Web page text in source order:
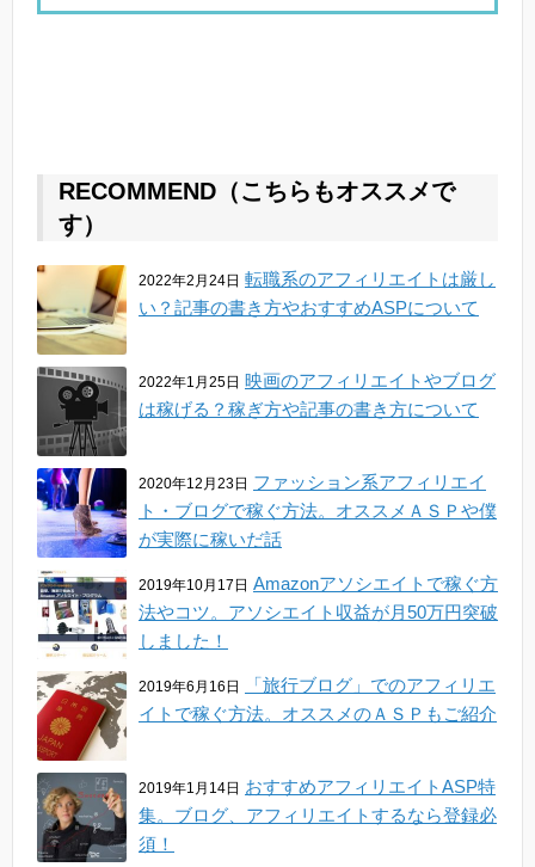
RECOMMEND（こちらもオススメで
す）
2022年2月24日 転職系のアフィリエイトは厳し
い？記事の書き方やおすすめASPについて
2022年1月25日 映画のアフィリエイトやブログ
は稼げる？稼ぎ方や記事の書き方について
2020年12月23日 ファッション系アフィリエイ
ト・ブログで稼ぐ方法。オススメＡＳＰや僕
が実際に稼いだ話
2019年10月17日 Amazonアソシエイトで稼ぐ方
法やコツ。アソシエイト収益が月50万円突破
しました！
2019年6月16日
「旅行ブログ」でのアフィリエ
イトで稼ぐ方法。オススメのＡＳＰもご紹介
2019年1月14日 おすすめアフィリエイトASP特
集。ブログ、アフィリエイトするなら登録必
須！